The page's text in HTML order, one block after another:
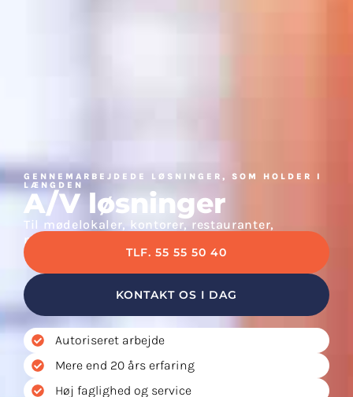
GENNEMARBEJDEDE LØSNINGER, SOM HOLDER I
LÆNGDEN
A/V løsninger
Til mødelokaler, kontorer, restauranter,
natklubber mv.
TLF. 55 55 50 40
KONTAKT OS I DAG
Autoriseret arbejde
Mere end 20 års erfaring
Høj faglighed og service